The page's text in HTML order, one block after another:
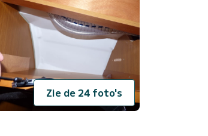
Zie de 24 foto's